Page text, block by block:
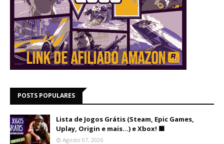
POSTS POPULARES
Lista de Jogos Grátis (Steam, Epic Games,
Uplay, Origin e mais...) e Xbox! 🟩
Agosto 07, 2026